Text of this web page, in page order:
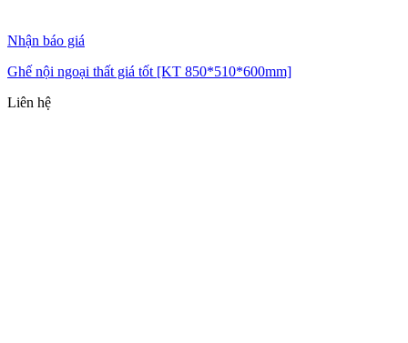
Nhận báo giá
Ghế nội ngoại thất giá tốt [KT 850*510*600mm]
Liên hệ